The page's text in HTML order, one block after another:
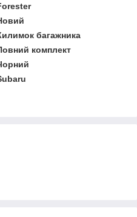
багажника
комплект